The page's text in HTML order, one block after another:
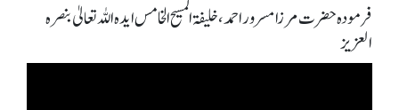
فرمودہ حضرت مرزا مسرور احمد، خلیفۃ المسیح الخامس ایدہ اللہ تعالیٰ بنصرہ
العزیز